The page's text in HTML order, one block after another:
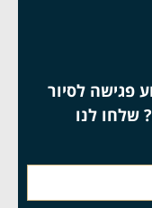
פגישה לסיור
שלחו לנו